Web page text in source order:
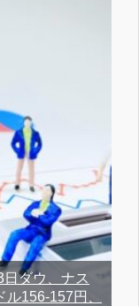
ダウ、ナス
156-157円、